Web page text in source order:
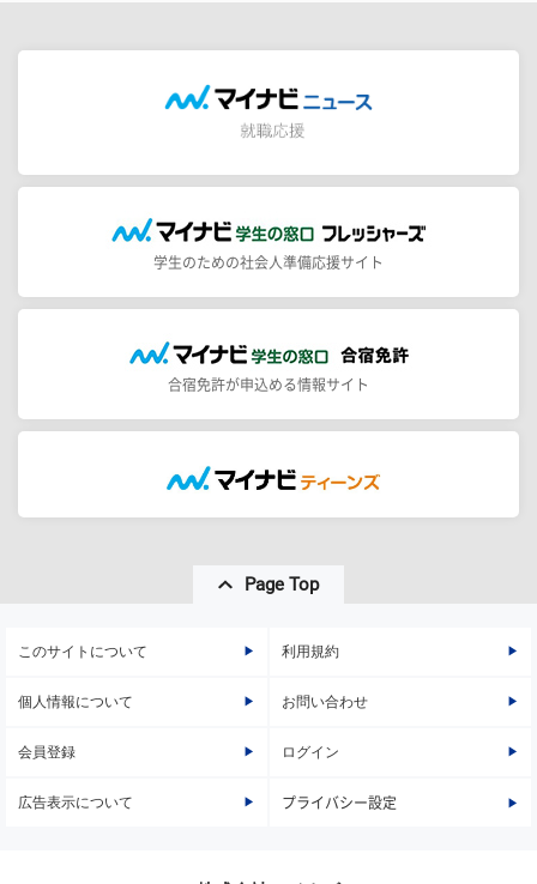
学生のための社会人準備応援サイト
合宿免許が申込める情報サイト
Page Top
このサイトについて 利用規約
個人情報について お問い合わせ
会員登録 ログイン
広告表示について プライバシー設定